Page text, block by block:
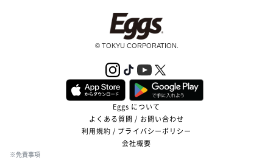
© TOKYU CORPORATION.
Eggs について
よくある質問 / お問い合わせ
利用規約 / プライバシーポリシー
会社概要
※免責事項